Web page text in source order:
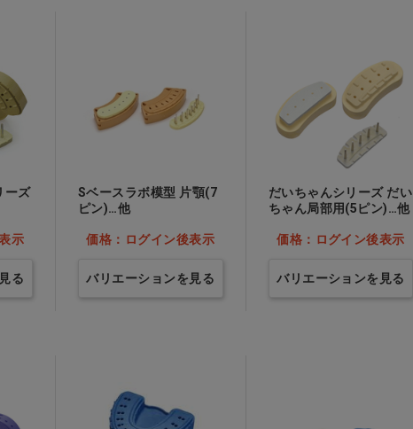
ーズ
示
る
Sベースラボ模型 片顎(7
ピン)…他
価格：ログイン後表示
バリエーションを見る
だいちゃんシリーズ だい
ちゃん局部用(5ピン)…他
価格：ログイン後表示
バリエーションを見る